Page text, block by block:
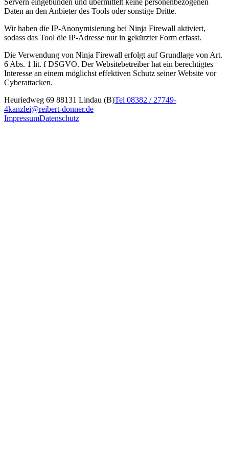
Servern eingebunden und übermittelt keine personenbezogenen
Daten an den Anbieter des Tools oder sonstige Dritte.
Wir haben die IP-Anonymisierung bei Ninja Firewall aktiviert,
sodass das Tool die IP-Adresse nur in gekürzter Form erfasst.
Die Verwendung von Ninja Firewall erfolgt auf Grundlage von Art.
6 Abs. 1 lit. f DSGVO. Der Websitebetreiber hat ein berechtigtes
Interesse an einem möglichst effektiven Schutz seiner Website vor
Cyberattacken.
Heuriedweg 69 88131 Lindau (B)Tel 08382 / 27749-
4kanzlei@reibert-donner.de
ImpressumDatenschutz